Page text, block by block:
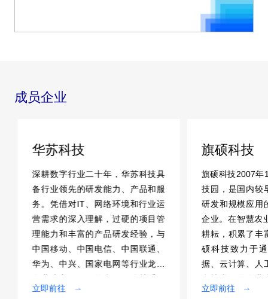
成员企业
华苏科技
深耕数字行业二十年，华苏科技具
备行业领先的研发能力、产品和服
务。凭借对IT、网络环境和行业运
营需求的深入理解，过硬的项目管
理能力和丰富的产品研发经验，与
中国移动、中国电信、中国联通、
华为、中兴、国家电网等行业龙头
业务覆盖全国31个省级行政区，以
立即前往
旗硕科技
旗硕科技2007年
技园，是国内较
研发和规模应用
企业。在智慧农
耕耘，积累了丰
硕科技致力于
据、云计算、人
管理服务数字化
立即前往